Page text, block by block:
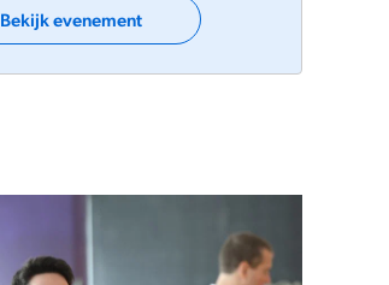
Bekijk evenement